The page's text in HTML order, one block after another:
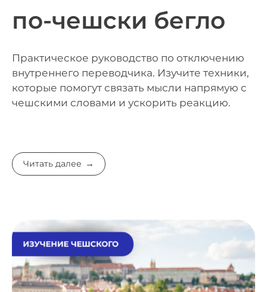
по-чешски бегло
Практическое руководство по отключению
внутреннего переводчика. Изучите техники,
которые помогут связать мысли напрямую с
чешскими словами и ускорить реакцию.
Читать далее